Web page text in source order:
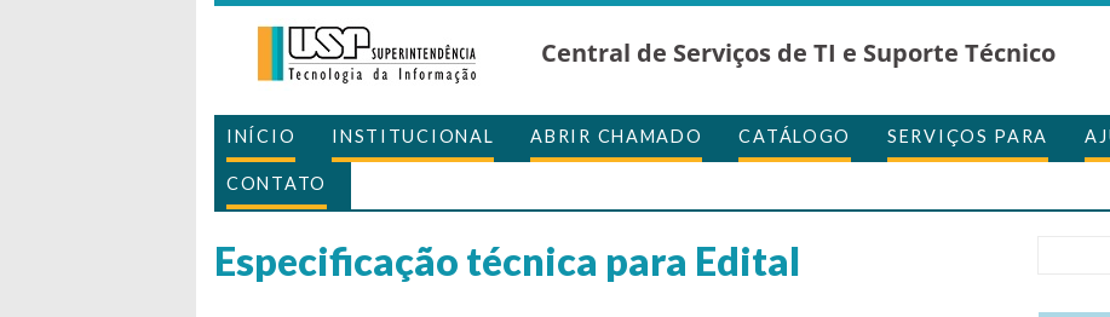
Central de Serviços de TI e Suporte Técnico
INÍCIO INSTITUCIONAL ABRIR CHAMADO CATÁLOGO SERVIÇOS PARA
CONTATO
Especificação técnica para Edital